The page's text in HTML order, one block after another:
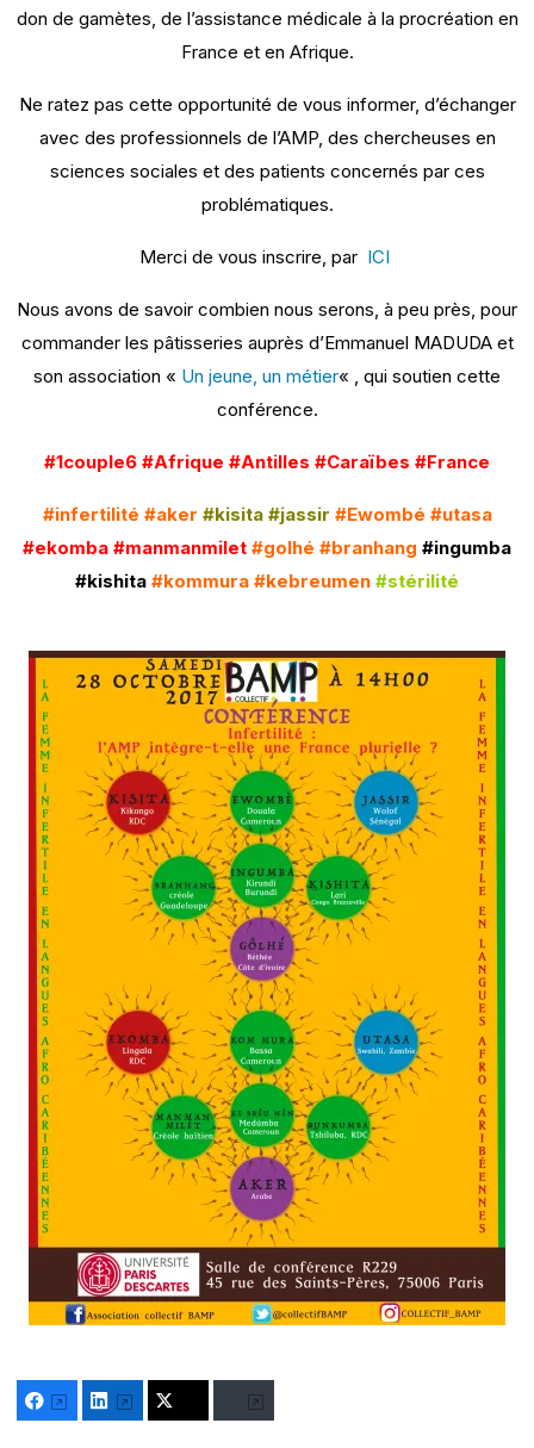
don de gamètes, de l’assistance médicale à la procréation en
France et en Afrique.
Ne ratez pas cette opportunité de vous informer, d’échanger
avec des professionnels de l’AMP, des chercheuses en
sciences sociales et des patients concernés par ces
problématiques.
Merci de vous inscrire, par ICI
Nous avons de savoir combien nous serons, à peu près, pour
commander les pâtisseries auprès d’Emmanuel MADUDA et
son association « Un jeune, un métier« , qui soutien cette
conférence.
#1couple6 #Afrique #Antilles #Caraïbes #France
#infertilité #aker #kisita #jassir #Ewombé #utasa
#ekomba #manmanmilet #golhé #branhang #ingumba
#kishita #kommura #kebreumen #stérilité
FacebookLinkedIn Bluesky